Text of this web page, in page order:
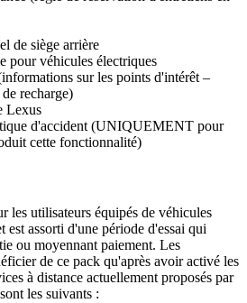
de siège arrière
pour véhicules électriques
sur les points d'intérêt –
recharge)
Lexus
d'accident (UNIQUEMENT pour
cette fonctionnalité)
les utilisateurs équipés de véhicules
est assorti d'une période d'essai qui
ou moyennant paiement. Les
de ce pack qu'après avoir activé les
à distance actuellement proposés par
les suivants :